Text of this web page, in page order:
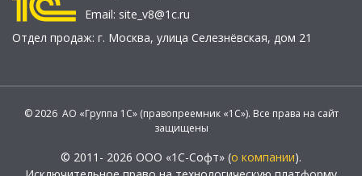
Email: site_v8@1c.ru
Отдел продаж: г. Москва, улица Селезнёвская, дом 21
© 2026 АО «Группа 1С» (правопреемник «1С»). Все права на сайт
защищены
© 2011- 2026 ООО «1С-Софт» (о компании).